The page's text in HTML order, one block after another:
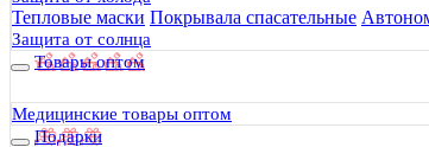
Тепловые маски Покрывала спасательные
Защита от солнца
Товары оптом
Медицинские товары оптом
Подарки